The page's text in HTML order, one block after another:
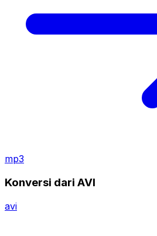
mp3
Konversi dari AVI
avi